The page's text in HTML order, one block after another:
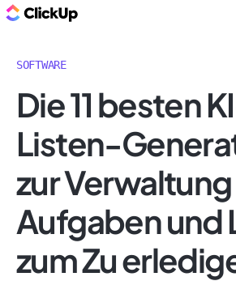
SOFTWARE
Die 11 besten
Listen-
zur
Aufgaben und
zum Zu